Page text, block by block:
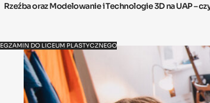
Rzeźba oraz Modelowanie i Technologie 3D na UAP –
EGZAMIN DO LICEUM PLASTYCZNEGO